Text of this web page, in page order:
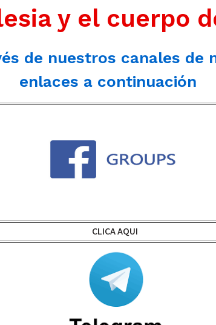
y el cuerpo
de nuestros canales de
enlaces a continuación
CLICA AQUI